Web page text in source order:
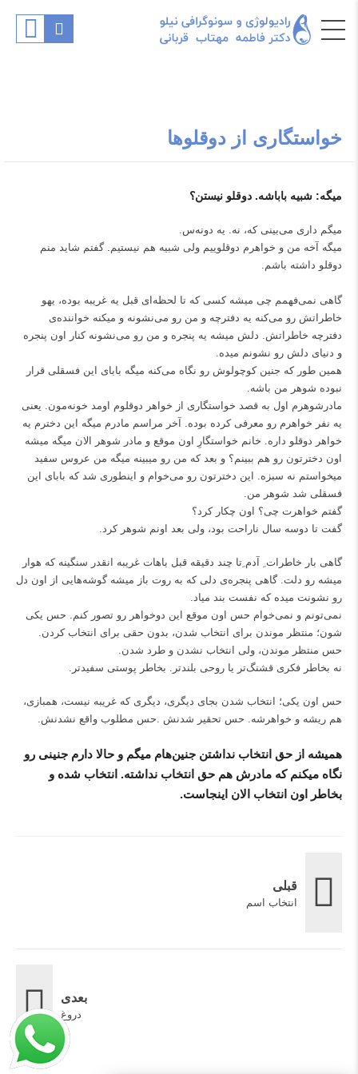
خواستگاری از دوقلوها
میگه: شبیه باباشه. دوقلو نیستن؟
میگم داری می‌بینی که، نه. یه دونه‌س.
میگه آخه من و خواهرم دوقلوییم ولی شبیه هم نیستیم. گفتم شاید منم
دوقلو داشته باشم.
گاهی نمی‌فهمم چی میشه کسی که تا لحظه‌ای قبل یه غریبه بوده، یهو
خاطراتش رو می‌کنه یه دفترچه و من رو می‌نشونه و میکنه‌ خواننده‌ی
دفترچه خاطراتش. دلش میشه یه پنجره و من رو می‌نشونه کنار اون پنجره
و دنیای دلش رو نشونم میده.
همین طور که جنین کوچولوش رو نگاه می‌کنه میگه بابای این فسقلی قرار
نبوده شوهر من باشه.
مادرشوهرم اول به قصد خواستگاری از خواهر دوقلوم اومد خونه‌مون. یعنی
یه نفر خواهرم رو معرفی کرده بوده. آخر مراسم مادرم میگه این دخترم یه
خواهر دوقلو داره. خانم خواستگارِ اون موقع و مادر شوهر الان میگه میشه
اون دخترتون رو هم ببینم؟ و بعد که من رو میبینه میگه من عروس سفید
میخواستم نه سبزه. این دخترتون رو می‌خوام و اینطوری شد که بابای این
فسقلی شد شوهر من.
گفتم خواهرت چی؟ اون چکار کرد؟
گفت تا دوسه سال ناراحت بود، ولی بعد اونم شوهر کرد.
گاهی بار خاطرات ِ آدم ِتا چند دقیقه قبل باهات غریبه انقدر سنگینه که هوار
میشه رو دلت. گاهی پنجره‌ی دلی که به روت باز میشه گوشه‌هایی از اون دل
رو نشونت میده که نفست بند میاد.
نمی‌تونم و نمی‌خوام حس اون موقع این دوخواهر رو تصور کنم. حس یکی
شون؛ منتظر موندن برای انتخاب شدن، بدون حقی برای انتخاب کردن.
حس منتظر موندن، ولی انتخاب نشدن و طرد شدن.
نه بخاطر فکری قشنگ‌تر یا روحی بلندتر. بخاطر پوستی سفیدتر.
حس اون یکی؛ انتخاب شدن بجای دیگری، دیگری که غریبه نیست، همبازی،
هم ریشه و خواهرشه. حس تحقیر شدنش .حس مطلوب واقع نشدنش.
همیشه از حق انتخاب نداشتن جنین‌هام میگم و حالا دارم جنینی رو
نگاه میکنم که مادرش هم حق انتخاب نداشته. انتخاب شده و
بخاطر اون انتخاب الان اینجاست.
قبلی
انتخاب اسم
بعدی
دروغ